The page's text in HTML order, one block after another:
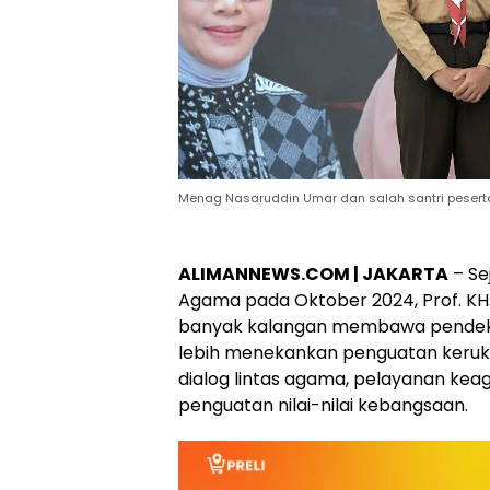
Menag Nasaruddin Umar dan salah santri
ALIMANNEWS.COM | JAKARTA –
Agama pada Oktober 2024, Prof.
banyak kalangan membawa
lebih menekankan penguatan
dialog lintas agama, pelayanan
penguatan nilai-nilai kebangsaan.